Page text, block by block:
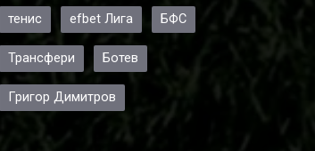
тенис efbet Лига БФС
Трансфери Ботев
Григор Димитров